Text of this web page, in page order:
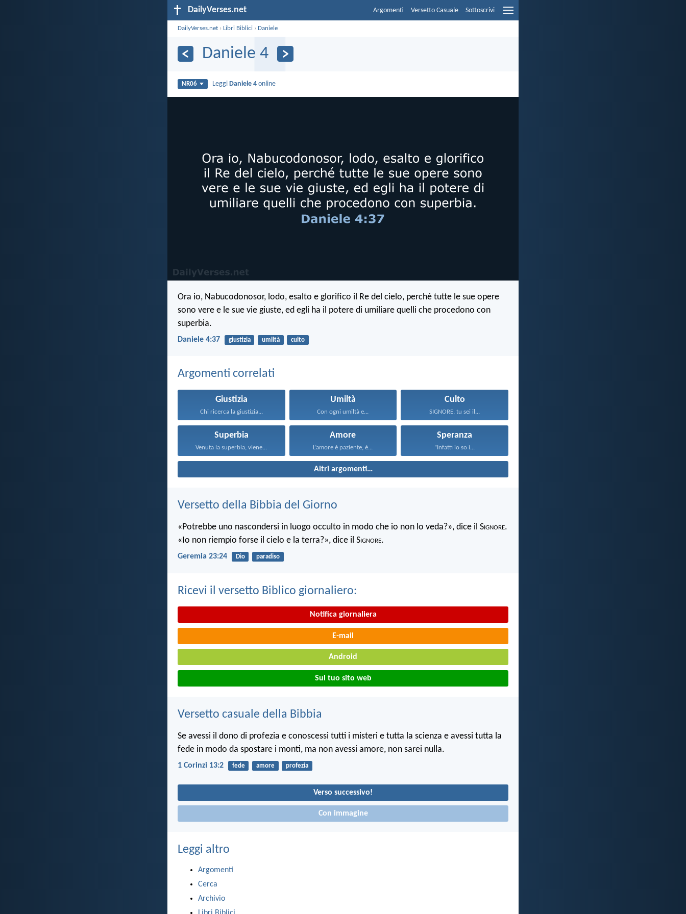
DailyVerses.net Argomenti Versetto Casuale Sottoscrivi
DailyVerses.net ›Libri Biblici ›Daniele
Daniele 4
NR06 Leggi Daniele 4 online
Ora io, Nabucodonosor, lodo, esalto e glorifico il Re del cielo, perché tutte le sue opere
sono vere e le sue vie giuste, ed egli ha il potere di umiliare quelli che procedono con
superbia.
Daniele 4:37 giustizia umiltà culto
Argomenti correlati
Giustizia
Chi ricerca la giustizia...
Umiltà
Con ogni umiltà e...
Culto
SIGNORE, tu sei il...
Superbia
Venuta la superbia, viene...
Amore
L’amore è paziente, è...
Speranza
“Infatti io so i...
Altri argomenti…
Versetto della Bibbia del Giorno
«Potrebbe uno nascondersi in luogo occulto in modo che io non lo veda?», dice il Signore.
«Io non riempio forse il cielo e la terra?», dice il Signore.
Geremia 23:24 Dio paradiso
Ricevi il versetto Biblico giornaliero:
Notifica giornaliera
E-mail
Android
Sul tuo sito web
Versetto casuale della Bibbia
Se avessi il dono di profezia e conoscessi tutti i misteri e tutta la scienza e avessi tutta la
fede in modo da spostare i monti, ma non avessi amore, non sarei nulla.
1 Corinzi 13:2 fede amore profezia
Verso successivo!
Con immagine
Leggi altro
Argomenti
Cerca
Archivio